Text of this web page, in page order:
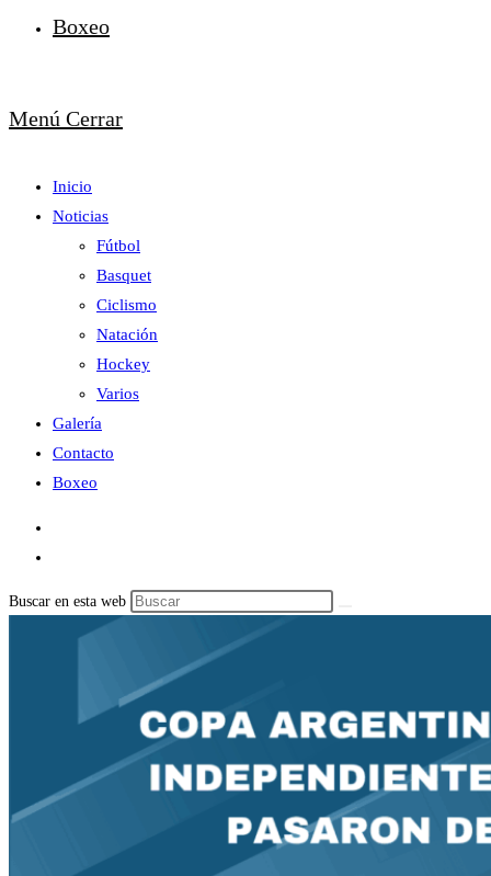
Boxeo
Menú Cerrar
Inicio
Noticias
Fútbol
Basquet
Ciclismo
Natación
Hockey
Varios
Galería
Contacto
Boxeo
Buscar en esta web